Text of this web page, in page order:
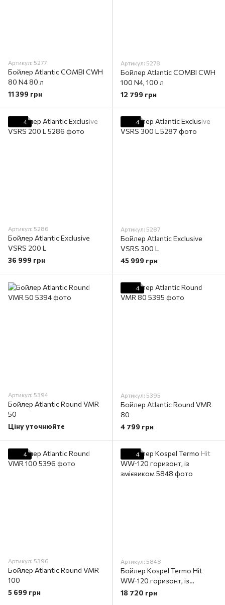
Артикул: 5277
Бойлер Atlantic COMBI CWH
80 N4 80 л
11 399 грн
Артикул: 5278
Бойлер Atlantic COMBI CWH
100 N4, 100 л
12 799 грн
4
Артикул: 5286
Бойлер Atlantic Exclusive
VSRS 200 L
36 999 грн
4
Артикул: 5287
Бойлер Atlantic Exclusive
VSRS 300 L
45 999 грн
Артикул: 5394
Бойлер Atlantic Round VMR
50
Ціну уточнюйте
4
Артикул: 5395
Бойлер Atlantic Round VMR
80
4 799 грн
4
Артикул: 5396
Бойлер Atlantic Round VMR
100
5 699 грн
4
Артикул: 5848
Бойлер Kospel Termo Hit
WW-120 горизонт, із
змієвиком
18 720 грн